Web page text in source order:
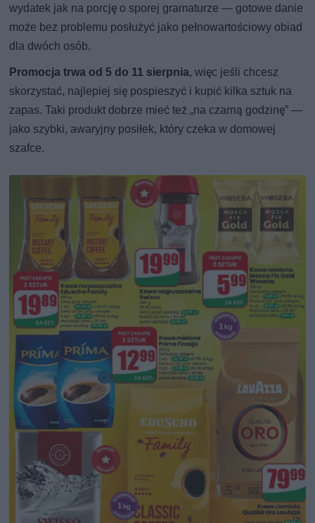
wydatek jak na porcję o sporej gramaturze — gotowe danie
może bez problemu posłużyć jako pełnowartościowy obiad
dla dwóch osób.
Promocja trwa od 5 do 11 sierpnia, więc jeśli chcesz
skorzystać, najlepiej się pospieszyć i kupić kilka sztuk na
zapas. Taki produkt dobrze mieć też „na czarną godzinę” —
jako szybki, awaryjny posiłek, który czeka w domowej
szafce.